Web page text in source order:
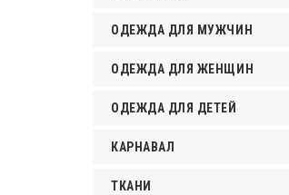
ОДЕЖДА ДЛЯ МУЖЧИН
ОДЕЖДА ДЛЯ ЖЕНЩИН
ОДЕЖДА ДЛЯ ДЕТЕЙ
КАРНАВАЛ
ТКАНИ